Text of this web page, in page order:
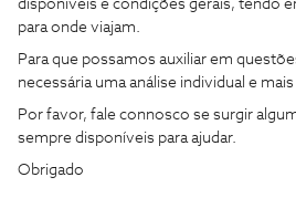
disponíveis e condições gerais, tendo
para onde viajam.
Para que possamos auxiliar em
necessária uma análise individual e
Por favor, fale connosco se surgir
sempre disponíveis para ajudar.
Obrigado